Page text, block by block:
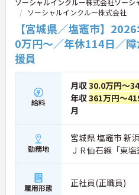
境のもと、プレイングマネージャ
理想の施設を創り上げながら、将
て大幅な収入アップを実現したい
すすめです。
★おすすめPOINT★
・管理者とサビ管の兼任手当（15
るため、月給47万円台～のスター
の専門性とマネジメントスキルを
スの経済的評価に変えていただけ
・本社専門部署がレセプト請求や
行します。月末の残業地獄から抜
ッフへの丁寧なアドバイスや働き
（シフト管理等）に時間を投資で
ジメントが叶います。
・年間休日は114日（月9日公休
保。 夜勤負担も全施設平均で月0
ルされており、管理職であっても
ソーシャルインクルー株式会社ソー
ソーシャルインクルー株式会社
【宮城県／塩竈市】
0万円～／年休114日／
援員
給料
月収30.0万円～
年収361万円～
月
勤務地
宮城県 塩竈市 新
ＪＲ仙石線「東
雇用形態 正社員(正職員)